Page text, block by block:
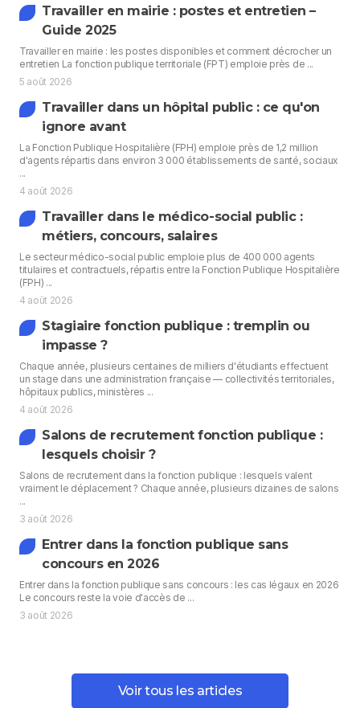
Travailler en mairie : postes et entretien –
Guide 2025
Travailler en mairie : les postes disponibles et comment décrocher un
entretien La fonction publique territoriale (FPT) emploie près de ...
5 août 2026
Travailler dans un hôpital public : ce qu'on
ignore avant
La Fonction Publique Hospitalière (FPH) emploie près de 1,2 million
d'agents répartis dans environ 3 000 établissements de santé, sociaux
...
4 août 2026
Travailler dans le médico-social public :
métiers, concours, salaires
Le secteur médico-social public emploie plus de 400 000 agents
titulaires et contractuels, répartis entre la Fonction Publique Hospitalière
(FPH) ...
4 août 2026
Stagiaire fonction publique : tremplin ou
impasse ?
Chaque année, plusieurs centaines de milliers d'étudiants effectuent
un stage dans une administration française — collectivités territoriales,
hôpitaux publics, ministères ...
4 août 2026
Salons de recrutement fonction publique :
lesquels choisir ?
Salons de recrutement dans la fonction publique : lesquels valent
vraiment le déplacement ? Chaque année, plusieurs dizaines de salons
...
3 août 2026
Entrer dans la fonction publique sans
concours en 2026
Entrer dans la fonction publique sans concours : les cas légaux en 2026
Le concours reste la voie d'accès de ...
3 août 2026
Voir tous les articles